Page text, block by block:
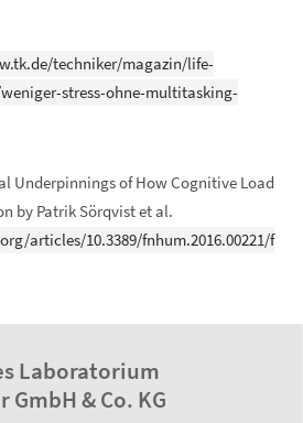
techniker/magazin/life-
stress-ohne-multitasking-
Underpinnings of How Cognitive Load
by Patrik Sörqvist et al.
articles/10.3389/fnhum.2016.00221/f
Laboratorium
& Co. KG